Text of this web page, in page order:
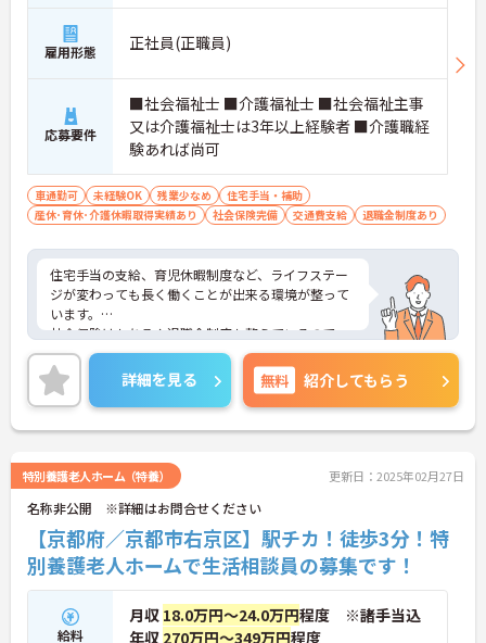
雇用形態 正社員(正職員)
応募要件
■社会福祉士 ■介護福祉士 ■社会福祉主事
又は介護福祉士は3年以上経験者 ■介護職経
験あれば尚可
車通勤可 未経験OK 残業少なめ
住宅手当・補助
産休･育休･介護休暇取得実績あり
社会保険完備 交通費支給 退職金制度あり
住宅手当の支給、育児休暇制度など、ライフステー
ジが変わっても長く働くことが出来る環境が整って
います。
社会保険はもちろん退職金制度も整えているので、
安心してお仕事を続けられますよ。
ご興味ある方には、面接対策ポイントなど、さらに
詳細をお話しいたしますのでお気軽にご相談くださ
い。
詳細を見る 無料 紹介してもらう
特別養護老人ホーム（特養） 更新日：2025年02月27日
名称非公開 ※詳細はお問合せください
【京都府／京都市右京区】駅チカ！徒歩3分！特
別養護老人ホームで生活相談員の募集です！
給料
月収 18.0万円～24.0万円程度 ※諸手当込
年収 270万円～349万円程度